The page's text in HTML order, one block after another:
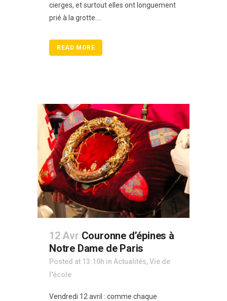
cierges, et surtout elles ont longuement
prié à la grotte....
READ MORE
12 Avr Couronne d’épines à
Notre Dame de Paris
Posted at 13:10h in Actualités,Vie de
l'école
Vendredi 12 avril : comme chaque